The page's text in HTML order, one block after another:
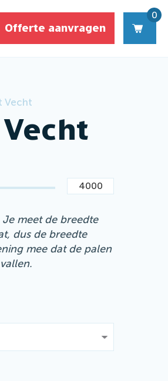
Offerte aanvragen
0
Vecht
meet de breedte
dus de breedte
mee dat de palen